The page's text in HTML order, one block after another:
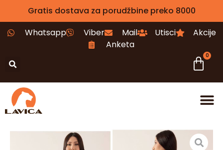
Gratis dostava za porudžbine preko 8000
Whatsapp
Viber Mail Utisci
Akcije
Anketa
0